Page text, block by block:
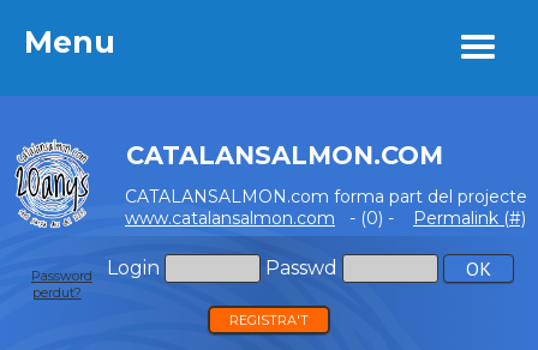
Menu
CATALANSALMON.COM
CATALANSALMON.com forma part del projecte
www.catalansalmon.com - (0) - Permalink (#)
Login Passwd
Password
perdut?
REGISTRA'T
Menu